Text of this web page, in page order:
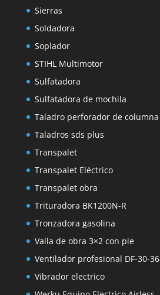
Sierras
Soldadora
Soplador
STIHL Multimotor
Sulfatadora
Sulfatadora de mochila
Taladro perforador de columna
Taladros sds plus
Transpalet
Transpalet Eléctrico
Transpalet obra
Trituradora BK1200N-R
Tronzadora gasolina
Valla de obra 3×2 con pie
Ventilador profesional DF-30-36
Vibrador electrico